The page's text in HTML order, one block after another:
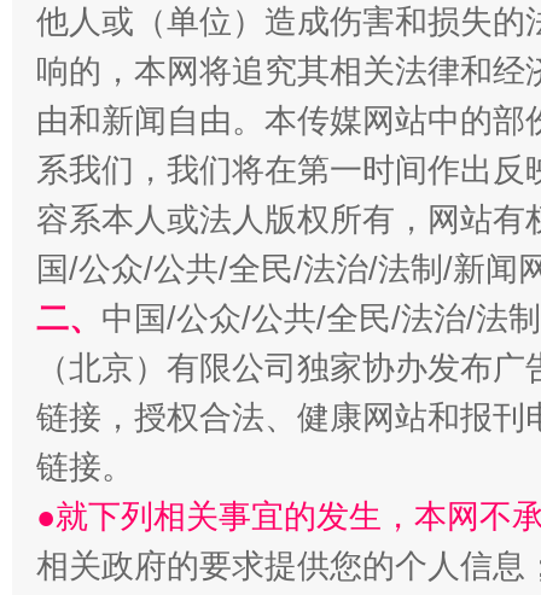
千年窑火 生生不息 一
他人或（单位）造成伤害和损失
响的，本网将追究其相关法律和
由和新闻自由。本传媒网站中的
系我们，我们将在第一时间作出
容系本人或法人版权所有，网站
国/公众/公共/全民/法治/法制/新闻
二、 中国/公众/公共/全民/法治/法
（北京）有限公司独家协办发布
链接，授权合法、健康网站和报
链接。
●就下列相关事宜的发生，本网不
相关政府的要求提供您的个人信息